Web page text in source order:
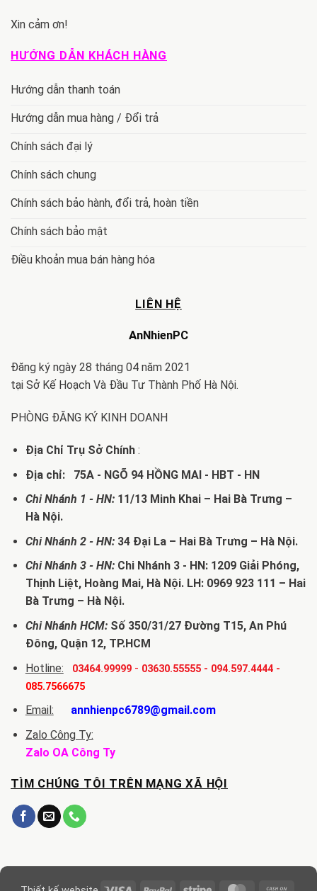
Xin cảm ơn!
HƯỚNG DẪN KHÁCH HÀNG
Hướng dẫn thanh toán
Hướng dẫn mua hàng / Đổi trả
Chính sách đại lý
Chính sách chung
Chính sách bảo hành, đổi trả, hoàn tiền
Chính sách bảo mật
Điều khoản mua bán hàng hóa
LIÊN HỆ
AnNhienPC
Đăng ký ngày 28 tháng 04 năm 2021
tại Sở Kế Hoạch Và Đầu Tư Thành Phố Hà Nội.
PHÒNG ĐĂNG KÝ KINH DOANH
Địa Chỉ Trụ Sở Chính:
Địa chỉ: 75A - NGÕ 94 HỒNG MAI - HBT - HN
Chi Nhánh 1 - HN:11/13 Minh Khai – Hai Bà Trưng –
Hà Nội.
Chi Nhánh 2 - HN:34 Đại La – Hai Bà Trưng – Hà Nội.
Chi Nhánh 3 - HN:Chi Nhánh 3 - HN: 1209 Giải Phóng,
Thịnh Liệt, Hoàng Mai, Hà Nội. LH: 0969 923 111 – Hai
Bà Trưng – Hà Nội.
Chi Nhánh HCM:Số 350/31/27 Đường T15, An Phú
Đông, Quận 12, TP.HCM
Hotline:
03464.99999- 03630.55555- 094.597.4444-
085.7566675
Email:
annhienpc6789@gmail.com
Zalo Công Ty:
Zalo OA Công Ty
TÌM CHÚNG TÔI TRÊN MẠNG XÃ HỘI